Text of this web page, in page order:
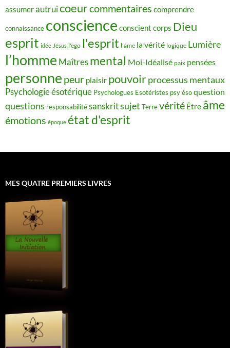
assumerautruicoeurcommentaires comprendre
connaissance conscience conscient corps Dieu
esprit idée Jésus l'ego l'esprit l'âme la vérité logique Lumière
l’homme Maîtres mental Moi-Idéalisé paix pensées
personne peur plaisir pouvoirprocessus mentaux
Psychologie ésotérique Psychologues Esotéristes psy ésoquestion
questions responsabilitésanskritsujet Terrevérité Être âme
émotions époque état d'esprit
MES QUATRE PREMIERS LIVRES